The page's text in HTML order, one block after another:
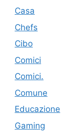
Casa
Chefs
Cibo
Comici
Comici.
Comune
Educazione
Gaming